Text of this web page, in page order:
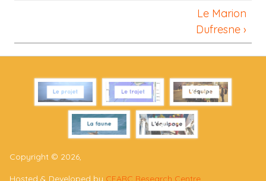
Le Marion
Dufresne ›
Copyright © 2026,
Hosted & Developed by CEARC Research Centre